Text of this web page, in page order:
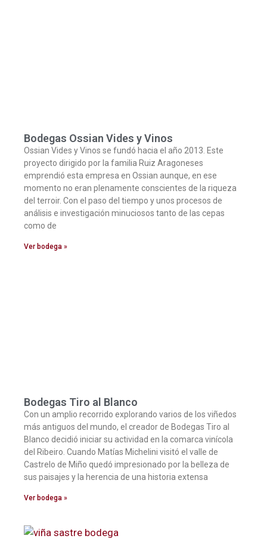
Bodegas Ossian Vides y Vinos
Ossian Vides y Vinos se fundó hacia el año 2013. Este
proyecto dirigido por la familia Ruiz Aragoneses
emprendió esta empresa en Ossian aunque, en ese
momento no eran plenamente conscientes de la riqueza
del terroir. Con el paso del tiempo y unos procesos de
análisis e investigación minuciosos tanto de las cepas
como de
Ver bodega »
Bodegas Tiro al Blanco
Con un amplio recorrido explorando varios de los viñedos
más antiguos del mundo, el creador de Bodegas Tiro al
Blanco decidió iniciar su actividad en la comarca vinícola
del Ribeiro. Cuando Matías Michelini visitó el valle de
Castrelo de Miño quedó impresionado por la belleza de
sus paisajes y la herencia de una historia extensa
Ver bodega »